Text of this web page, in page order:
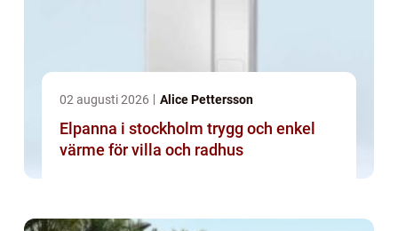
02 augusti 2026 Alice Pettersson
Elpanna i stockholm trygg och enkel
värme för villa och radhus